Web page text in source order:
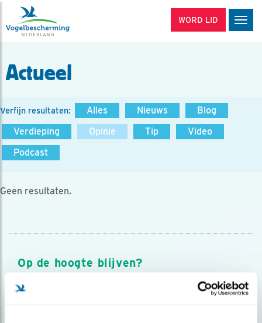
WORD LID
Actueel
Verfijn resultaten: Alles Nieuws
Blog
Verdieping
Opinie Tip
Video
Podcast
Geen resultaten.
Op de hoogte blijven?
Meld je aan en ontvang nieuws, inspiratie, acties en tips
over vogels en activiteiten van Vogelbescherming.